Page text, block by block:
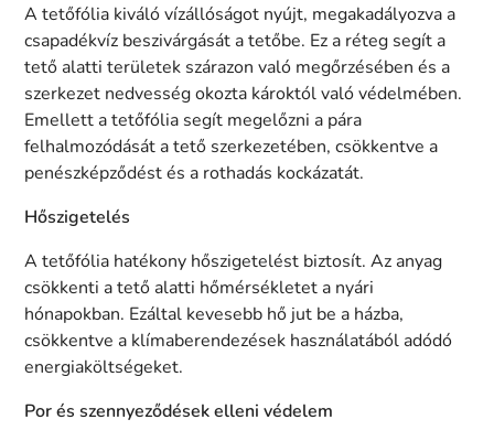
A tetőfólia kiváló vízállóságot nyújt, megakadályozva a
csapadékvíz beszivárgását a tetőbe. Ez a réteg segít a
tető alatti területek szárazon való megőrzésében és a
szerkezet nedvesség okozta károktól való védelmében.
Emellett a tetőfólia segít megelőzni a pára
felhalmozódását a tető szerkezetében, csökkentve a
penészképződést és a rothadás kockázatát.
Hőszigetelés
A tetőfólia hatékony hőszigetelést biztosít. Az anyag
csökkenti a tető alatti hőmérsékletet a nyári
hónapokban. Ezáltal kevesebb hő jut be a házba,
csökkentve a klímaberendezések használatából adódó
energiaköltségeket.
Por és szennyeződések elleni védelem